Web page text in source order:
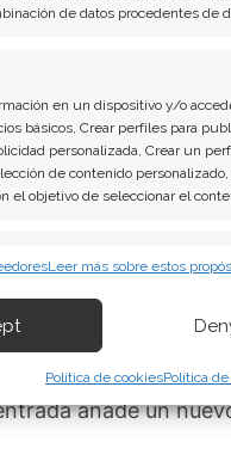
de datos procedentes de
en un dispositivo y/o
básicos, Crear perfiles para
personalizada, Crear un
de contenido
el objetivo de seleccionar el
de forma automática.
seguridad, evitar y
y presentar publicidad y
Leer más sobre estos
Política de cookiesPolítica
a la primera,
confía en el
forma
reciente subida el
últimos tres meses,
millones de dólares.
fundamental,
Nasdaq Cerebras,
con AMD y
un
añade un